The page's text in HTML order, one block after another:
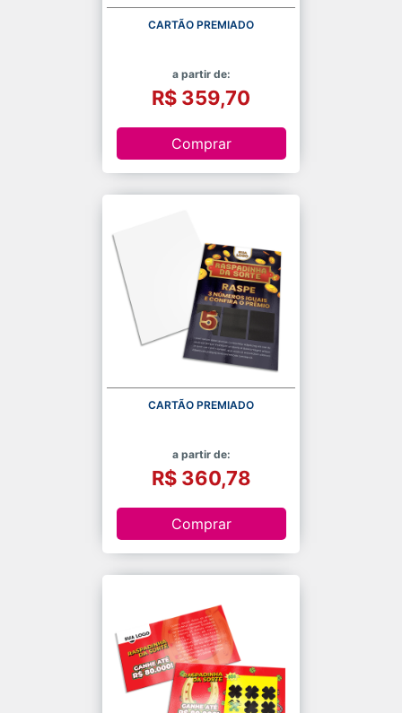
CARTÃO PREMIADO
a partir de:
R$ 359,70
Comprar
CARTÃO PREMIADO
a partir de:
R$ 360,78
Comprar